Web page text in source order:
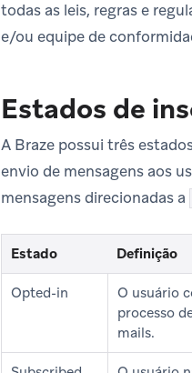
todas as leis, regras e
e/ou equipe de
Estados de
A Braze possui três
envio de mensagens aos
mensagens direcionadas a
Estado Definição
Opted-in
O usuário
processo
mails.